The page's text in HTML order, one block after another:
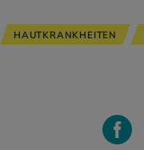
HAUTKRANKHEITEN